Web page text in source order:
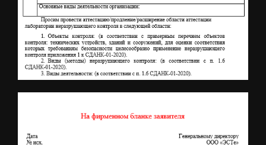
Заявка на аттестацию лаборатории НК.
Скачать